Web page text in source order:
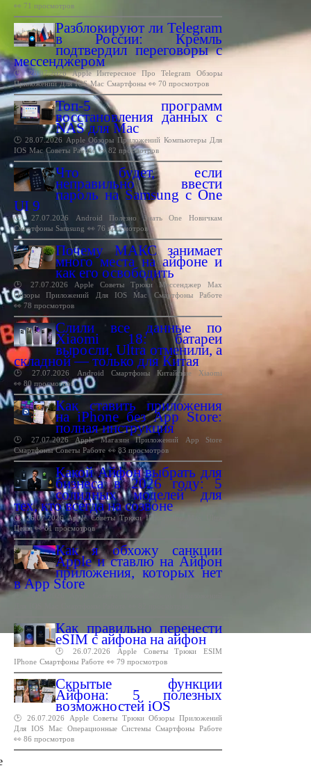
👀 71 просмотров
Разблокируют ли Telegram
в России: Кремль
подтвердил переговоры с
мессенджером
🕑 28.07.2026 Apple Интересное Про Telegram
Обзоры
Приложений Для IOS Mac Смартфоны 👀 70 просмотров
Топ-5 программ
восстановления данных с
NAS для Mac
🕑 28.07.2026 Apple Обзоры Приложений Компьютеры Для
IOS Mac Советы Работе 👀 82 просмотров
Что будет, если
неправильно ввести
пароль на Samsung с One
UI 9
🕑 27.07.2026 Android Полезно Знать One
Новичкам
Смартфоны Samsung 👀 76 просмотров
Почему МАКС занимает
много места на айфоне и
как его освободить
🕑 27.07.2026 Apple Советы Трюки Мессенджер
Max
Обзоры
Приложений Для IOS Mac Смартфоны
Работе
👀 78 просмотров
Слили все данные по
Xiaomi 18: батареи
выросли, Ultra отменили, а
складной — только для Китая
🕑 27.07.2026 Android Смартфоны Китайские
Xiaomi
👀 80 просмотров
Как ставить приложения
на iPhone без App Store:
полная инструкция
🕑 27.07.2026 Apple Магазин Приложений App
Store
Смартфоны Советы Работе 👀 83 просмотров
Какой Айфон выбрать для
бизнеса в 2026 году: 5
солидных моделей для
тех, кто всегда на созвоне
🕑 26.07.2026 Apple Советы Трюки IPhone
Цены 👀 81 просмотров
Как я обхожу санкции
Apple и ставлю на Айфон
приложения, которых нет
в App Store
Как правильно перенести
eSIM с айфона на айфон
🕑 26.07.2026 Apple Советы Трюки
ESIM
IPhone Смартфоны Работе 👀 79 просмотров
Скрытые функции
Айфона: 5 полезных
возможностей iOS
🕑 26.07.2026 Apple Советы Трюки Обзоры Приложений
Для IOS Mac Операционные Системы Смартфоны Работе
👀 86 просмотров